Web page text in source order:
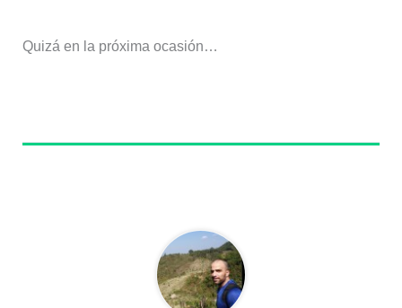
Quizá en la próxima ocasión…